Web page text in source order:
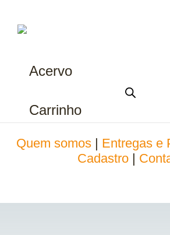
Acervo
Carrinho
Quem somos Entregas e
Cadastro